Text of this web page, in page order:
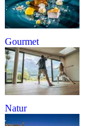
Gourmet
Natur